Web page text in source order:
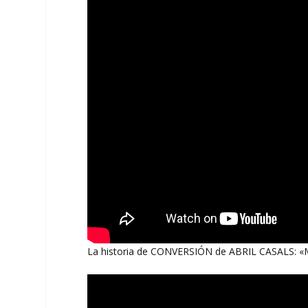
La historia de CONVERSIÓN de ABRIL